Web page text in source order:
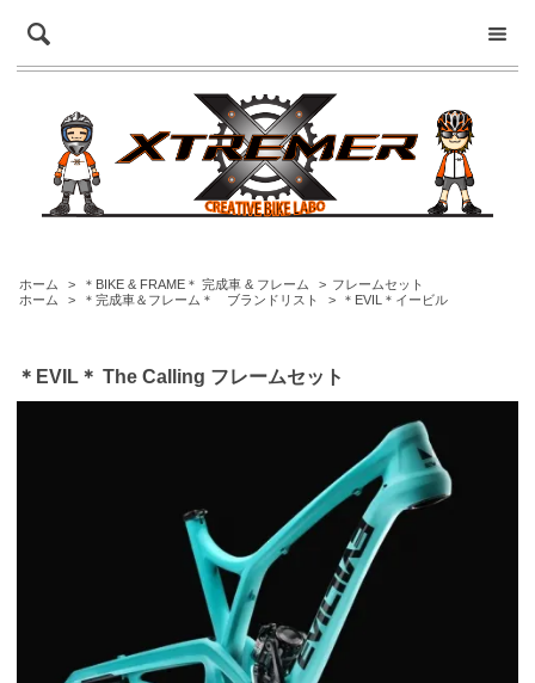
ホーム > ＊BIKE & FRAME＊ 完成車 & フレーム > フレームセット
ホーム
> ＊完成車＆フレーム＊ ブランドリスト > ＊EVIL＊イービル
＊EVIL＊ The Calling フレームセット